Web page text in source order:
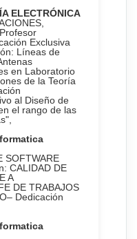
ELECTRÓNICA
Exclusiva
Líneas de
en Laboratorio
de la Teoría
al Diseño de
el rango de las
SOFTWARE
CALIDAD DE
A
DE TRABAJOS
Dedicación